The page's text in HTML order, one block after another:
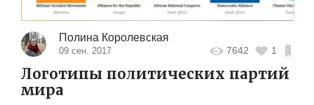
Полина Королевская
09 сен. 2017 7642 1
Логотипы политических партий
мира